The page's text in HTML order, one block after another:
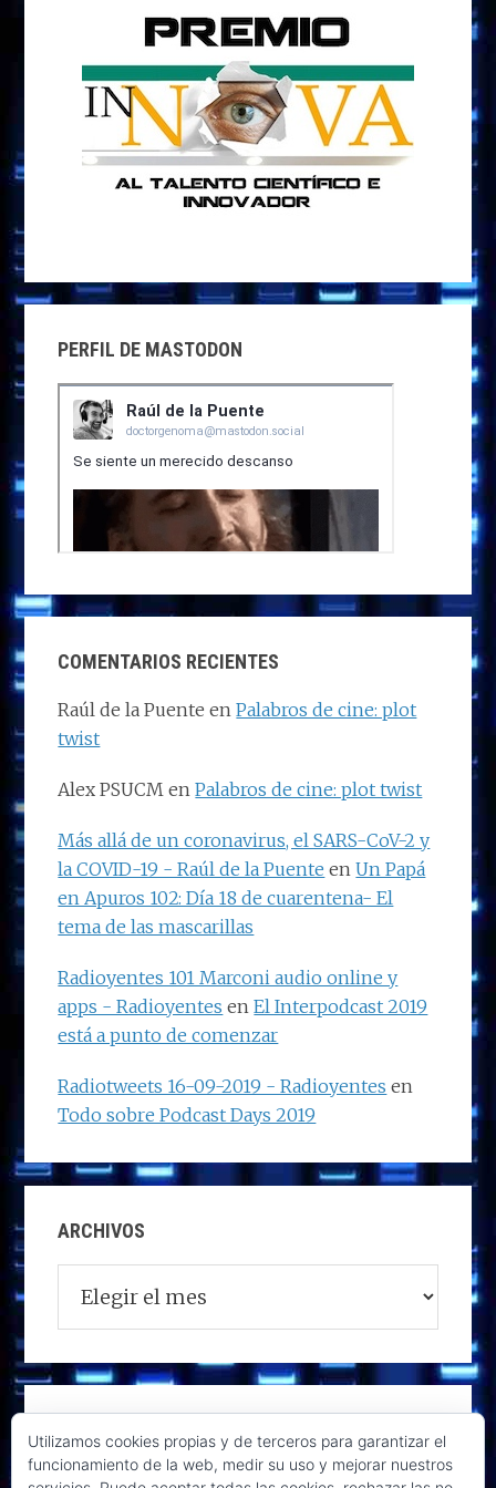
PERFIL DE MASTODON
COMENTARIOS RECIENTES
Raúl de la Puente enPalabros de cine: plot
twist
Alex PSUCM enPalabros de cine: plot twist
Más allá de un coronavirus, el SARS-CoV-2 y
la COVID-19 - Raúl de la Puente enUn Papá
en Apuros 102: Día 18 de cuarentena- El
tema de las mascarillas
Radioyentes 101 Marconi audio online y
apps - Radioyentes enEl Interpodcast 2019
está a punto de comenzar
Radiotweets 16-09-2019 - Radioyentes en
Todo sobre Podcast Days 2019
ARCHIVOS
Utilizamos cookies propias y de terceros para garantizar el
funcionamiento de la web, medir su uso y mejorar nuestros